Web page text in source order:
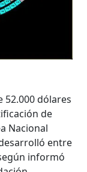
52.000 dólares
de
Nacional
entre
informó